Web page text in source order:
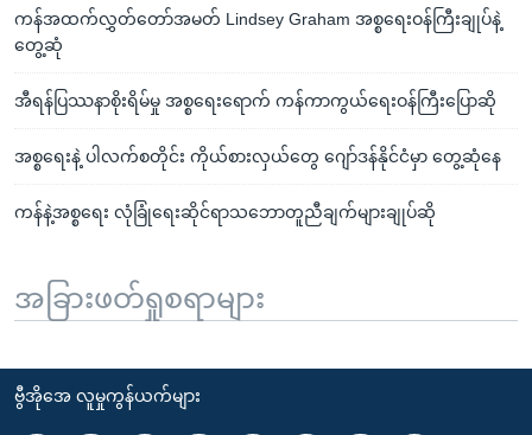
ကန်အထက်လွှတ်တော်အမတ် Lindsey Graham အစ္စရေးဝန်ကြီးချုပ်နဲ့
တွေ့ဆုံ
အီရန်ပြဿနာစိုးရိမ်မှု အစ္စရေးရောက် ကန်ကာကွယ်ရေးဝန်ကြီးပြောဆို
အစ္စရေးနဲ့ ပါလက်စတိုင်း ကိုယ်စားလှယ်တွေ ဂျော်ဒန်နိုင်ငံမှာ တွေ့ဆုံနေ
ကန်နဲ့အစ္စရေး လုံခြုံရေးဆိုင်ရာသဘောတူညီချက်များချုပ်ဆို
အခြားဖတ်ရှုစရာများ
ဗွီအိုအေ လူမှုကွန်ယက်များ